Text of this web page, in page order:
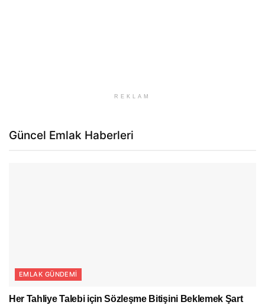
REKLAM
Güncel Emlak Haberleri
EMLAK GÜNDEMI
Her Tahliye Talebi için Sözleşme Bitişini Beklemek Şart